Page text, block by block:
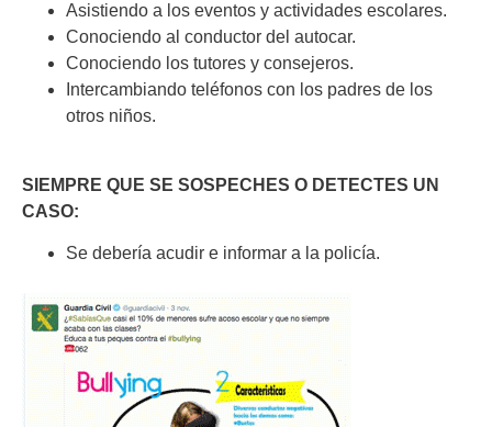
Asistiendo a los eventos y actividades escolares.
Conociendo al conductor del autocar.
Conociendo los tutores y consejeros.
Intercambiando teléfonos con los padres de los
otros niños.
SIEMPRE QUE SE SOSPECHES O DETECTES UN
CASO:
Se debería acudir e informar a la policía.